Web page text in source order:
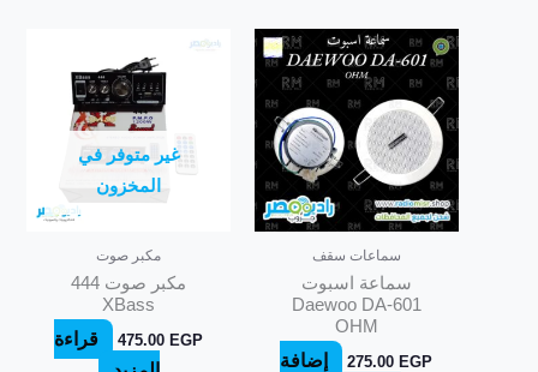
سماعات سقف
سماعة اسبوت
Daewoo DA-601
OHM
275.00 EGP
إضافة
غير متوفر في
المخزون
مكبر صوت
مكبر صوت 444
XBass
475.00 EGP
قراءة